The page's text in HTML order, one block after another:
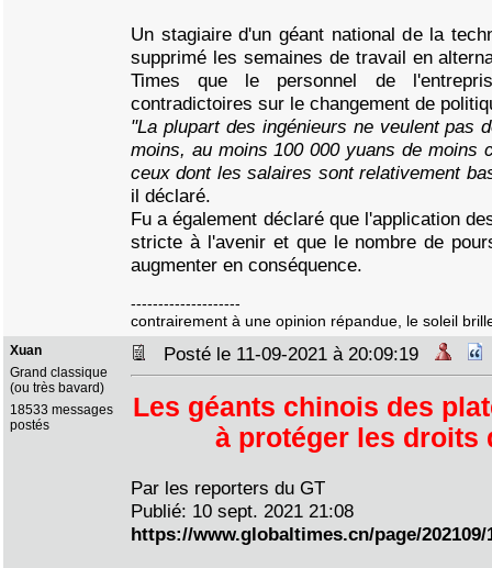
Un stagiaire d'un géant national de la
supprimé les semaines de travail en
Times que le personnel de
contradictoires sur le changement de
"La plupart des ingénieurs ne veulent pas
moins, au moins 100 000 yuans de moins
ceux dont les salaires sont relativement
il déclaré.
Fu a également déclaré que l'application
stricte à l'avenir et que le nombre de
augmenter en conséquence.
--------------------
contrairement à une opinion répandue, le soleil
Xuan
Grand classique
(ou très bavard)
18533 messages
postés
Posté le 11-09-2021 à 20:09:19
Les géants chinois des
à protéger les droits
Par les reporters du GT
Publié: 10 sept. 2021 21:08
https://www.globaltimes.cn/page/202109/